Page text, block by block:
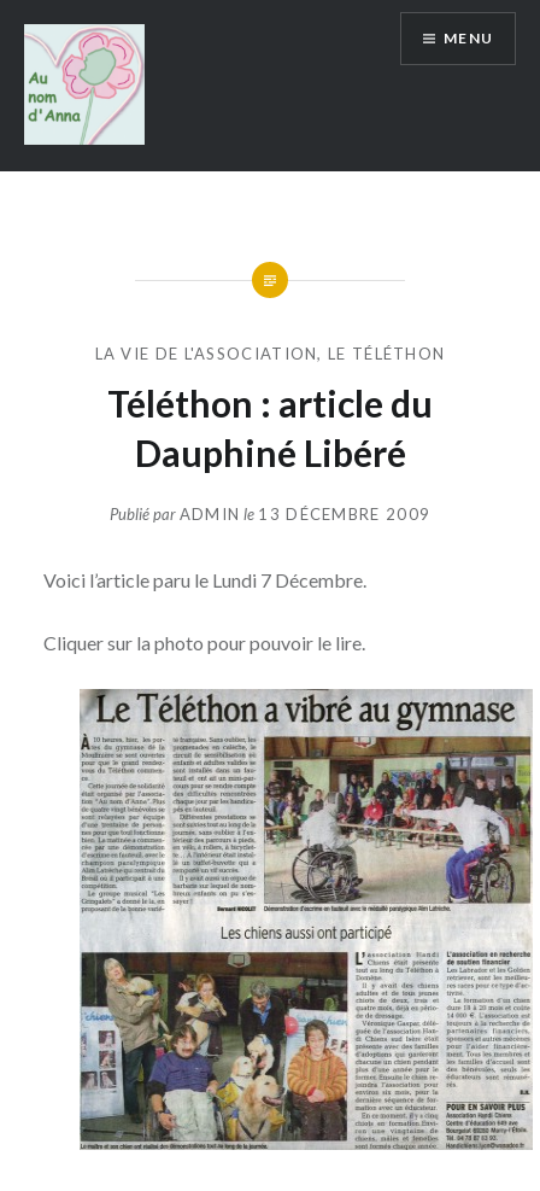
contenu
Au Nom d'Anna
MENU
LA VIE DE L'ASSOCIATION,LE TÉLÉTHON
Téléthon : article du
Dauphiné Libéré
Publié parADMIN le 13 DÉCEMBRE 2009
Voici l’article paru le Lundi 7 Décembre.
Cliquer sur la photo pour pouvoir le lire.